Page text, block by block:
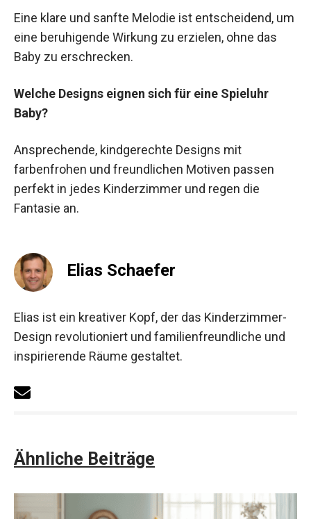
Eine klare und sanfte Melodie ist entscheidend, um
eine beruhigende Wirkung zu erzielen, ohne das
Baby zu erschrecken.
Welche Designs eignen sich für eine Spieluhr
Baby?
Ansprechende, kindgerechte Designs mit
farbenfrohen und freundlichen Motiven passen
perfekt in jedes Kinderzimmer und regen die
Fantasie an.
Elias Schaefer
Elias ist ein kreativer Kopf, der das Kinderzimmer-
Design revolutioniert und familienfreundliche und
inspirierende Räume gestaltet.
Ähnliche Beiträge